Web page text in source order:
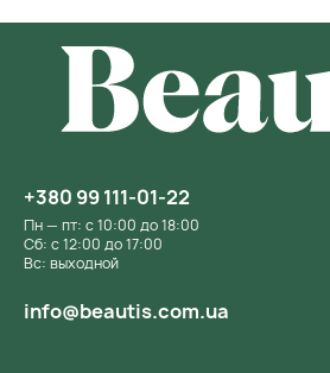
+380 99 111-01-22
Пн — пт: с 10:00 до 18:00
Сб: с 12:00 до 17:00
Вс: выходной
info@beautis.com.ua